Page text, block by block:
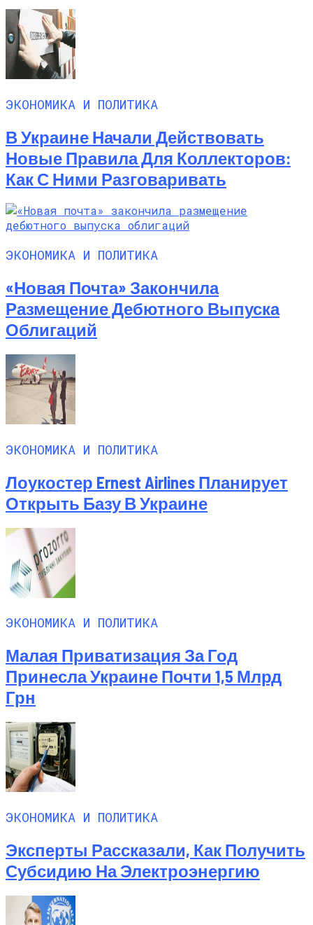
ЭКОНОМИКА И ПОЛИТИКА
В Украине Начали Действовать
Новые Правила Для Коллекторов:
Как С Ними Разговаривать
ЭКОНОМИКА И ПОЛИТИКА
«Новая Почта» Закончила
Размещение Дебютного Выпуска
Облигаций
ЭКОНОМИКА И ПОЛИТИКА
Лоукостер Ernest Airlines Планирует
Открыть Базу В Украине
ЭКОНОМИКА И ПОЛИТИКА
Малая Приватизация За Год
Принесла Украине Почти 1,5 Млрд
Грн
ЭКОНОМИКА И ПОЛИТИКА
Эксперты Рассказали, Как Получить
Субсидию На Электроэнергию